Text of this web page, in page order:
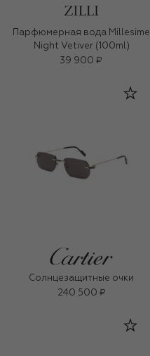
Парфюмерная вода Millesime
Night Vetiver (100ml)
39 900 ₽
Солнцезащитные очки
240 500 ₽